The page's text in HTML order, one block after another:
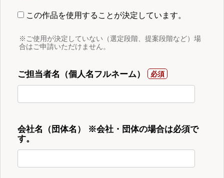
この作品を使用することが決定しています。
※ご使用が決定していない（選定段階、提案段階など）場
合はご申請いただけません。
ご担当者名（個人名フルネーム）
会社名（団体名） ※会社・団体の場合は必須で
す。